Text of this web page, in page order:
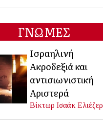
ΓΝΩΜΕΣ
Ισραηλινή
Ακροδεξιά και
αντισιωνιστική
Αριστερά
Βίκτωρ Ισαάκ Ελιέζερ